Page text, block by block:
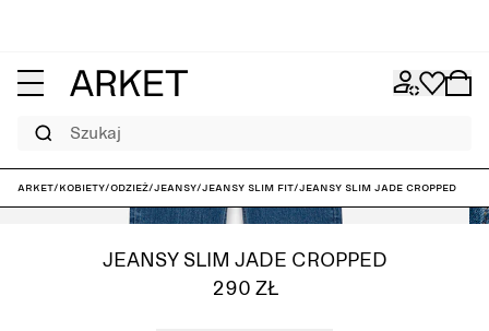
Szukaj
ARKET/Kobiety/Odzież/Jeansy/Jeansy slim fit/Jeansy slim JADE CROPPED
JEANSY SLIM JADE CROPPED
290 ZŁ